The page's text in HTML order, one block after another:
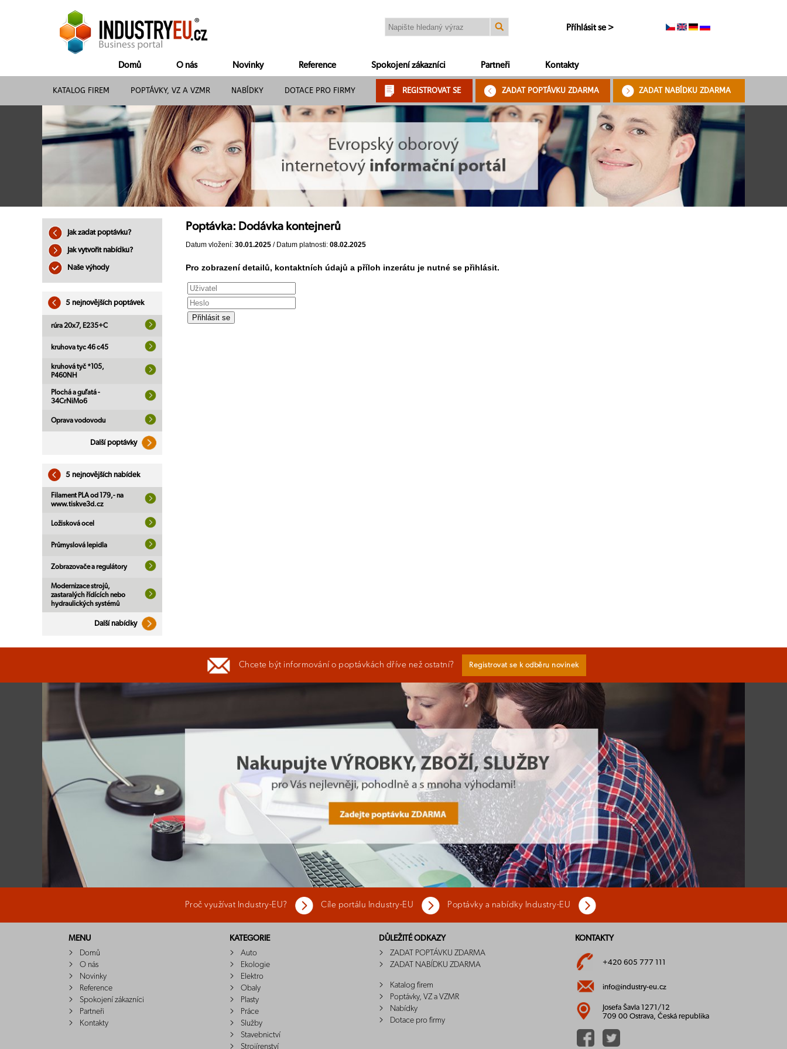
Příhlásit se >
Domů O nás Novinky Reference Spokojení zákazníci Partneři Kontakty
KATALOG FIREM POPTÁVKY, VZ A VZMR NABÍDKY DOTACE PRO FIRMY REGISTROVAT SE ZADAT POPTÁVKU ZDARMA ZADAT NABÍDKU ZDARMA
Jak zadat poptávku?
Jak vytvořit nabídku?
Naše výhody
5 nejnovějších poptávek
rúra 20x7, E235+C
kruhova tyc 46 c45
kruhová tyč *105,
P460NH
Plochá a guľatá -
34CrNiMo6
Oprava vodovodu
Další poptávky
5 nejnovějších nabídek
Filament PLA od 179,- na
www.tiskve3d.cz
Ložisková ocel
Průmyslová lepidla
Zobrazovače a regulátory
Modernizace strojů,
zastaralých řídících nebo
hydraulických systémů
Další nabídky
Poptávka: Dodávka kontejnerů
Datum vložení: 30.01.2025 / Datum platnosti: 08.02.2025
Pro zobrazení detailů, kontaktních údajů a příloh inzerátu je nutné se přihlásit.
Chcete být informování o poptávkách dříve než ostatní? Registrovat se k odběru novinek
Proč využívat Industry-EU? Cíle portálu Industry-EU Poptávky a nabídky Industry-EU
MENU
Domů
O nás
Novinky
Reference
Spokojení zákazníci
Partneři
Kontakty
KATEGORIE
Auto
Ekologie
Elektro
Obaly
Plasty
Práce
Služby
Stavebnictví
Strojírenství
DŮLEŽITÉ ODKAZY
ZADAT POPTÁVKU ZDARMA
ZADAT NABÍDKU ZDARMA
Katalog firem
Poptávky, VZ a VZMR
Nabídky
Dotace pro firmy
KONTAKTY
+420 605 777 111
info@industry-eu.cz
Josefa Šavla 1271/12
709 00 Ostrava, Česká republika